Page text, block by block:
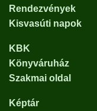
Rendezvények
Kisvasúti napok
KBK
Könyváruház
Szakmai oldal
Képtár